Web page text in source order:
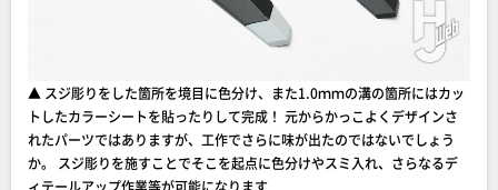
▲ スジ彫りをした箇所を境目に色分け、また1.0ｍｍの溝の箇所にはカッ
トしたカラーシートを貼ったりして完成！ 元からかっこよくデザインさ
れたパーツではありますが、工作でさらに味が出たのではないでしょう
か。 スジ彫りを施すことでそこを起点に色分けやスミ入れ、さらなるデ
ィテールアップ作業等が可能になります